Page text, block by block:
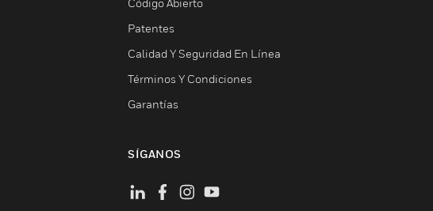
Código Abierto
Patentes
Calidad Y Seguridad En Línea
Términos Y Condiciones
Garantías
SÍGANOS